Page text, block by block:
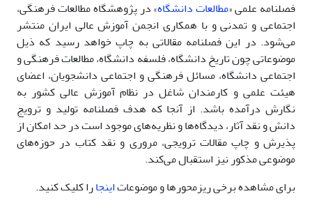
فصلنامه علمی «مطالعات دانشگاه» در پژوهشگاه مطالعات فرهنگی،
اجتماعی و تمدنی و با همکاری انجمن آموزش عالی ایران منتشر
می‌شود. در این فصلنامه مقالاتی به چاپ خواهد رسید که ذیل
موضوعاتی چون تاریخ دانشگاه، فلسفه‏ دانشگاه، مطالعات فرهنگی و
اجتماعی دانشگاه، مسائل فرهنگی و اجتماعی دانشجویان، اعضای
هیئت‏ علمی و کارمندان شاغل در نظام آموزش عالی کشور به
نگارش درآمده باشد. از آنجا که هدف فصلنامه تولید و ترویج
دانش و نقد آثار، دیدگاه‏‌ها و نظریه‏‌های موجود است در حد امکان از
پذیرش و چاپ مقالات ترویجی، مروری و نقد کتاب در حوزه‌‏های
موضوعی مذکور نیز استقبال می‌‏کند.
برای مشاهده برخی ریزمحورها و موضوعاتاینجارا کلیک کنید.